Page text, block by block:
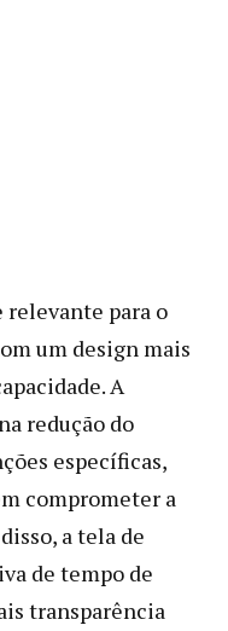
relevante para o
um design mais
A
redução do
específicas,
comprometer a
a tela de
de tempo de
transparência